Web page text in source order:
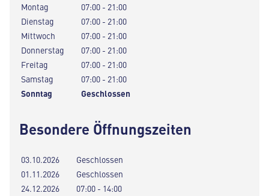
Montag
07:00 - 21:00
Dienstag
07:00 - 21:00
Mittwoch
07:00 - 21:00
Donnerstag
07:00 - 21:00
Freitag
07:00 - 21:00
Samstag
07:00 - 21:00
Sonntag
Geschlossen
Besondere Öffnungszeiten
03.10.2026
Geschlossen
01.11.2026
Geschlossen
24.12.2026
07:00 - 14:00